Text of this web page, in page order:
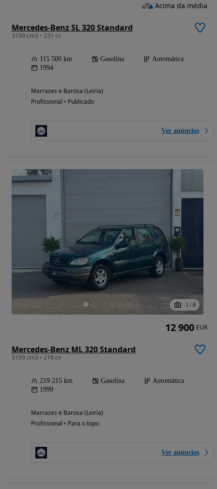
Mercedes-Benz SL 320 Standard
3199 cm3 • 231 cv
115 500 km Gasolina
Automática
1994
Marrazes e Barosa (Leiria)
Profissional • Publicado
Ver anúncios
Acima da média
1 / 6
Mercedes-Benz ML 320 Standard
3199 cm3 • 218 cv
219 215 km Gasolina
Automática
1999
Marrazes e Barosa (Leiria)
Profissional • Para o topo
Ver anúncios
12 900 EUR